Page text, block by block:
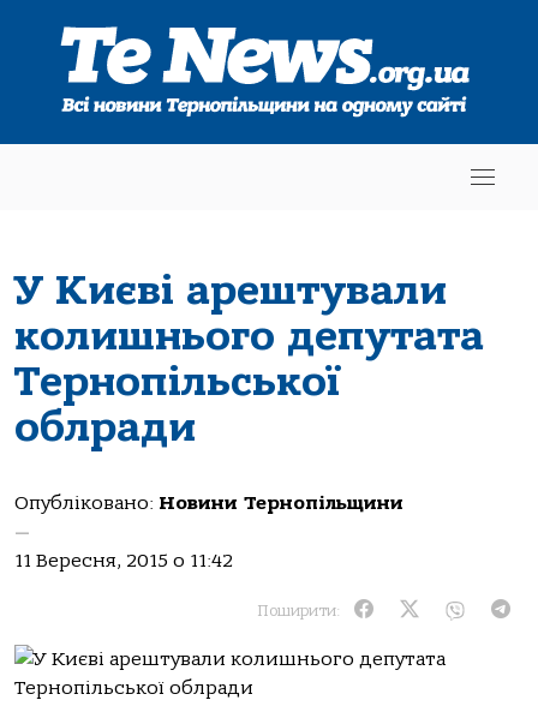
У Києві арештували
колишнього депутата
Тернопільської
облради
Опубліковано: Новини Тернопільщини
—
11 Вересня, 2015 о 11:42
Поширити: